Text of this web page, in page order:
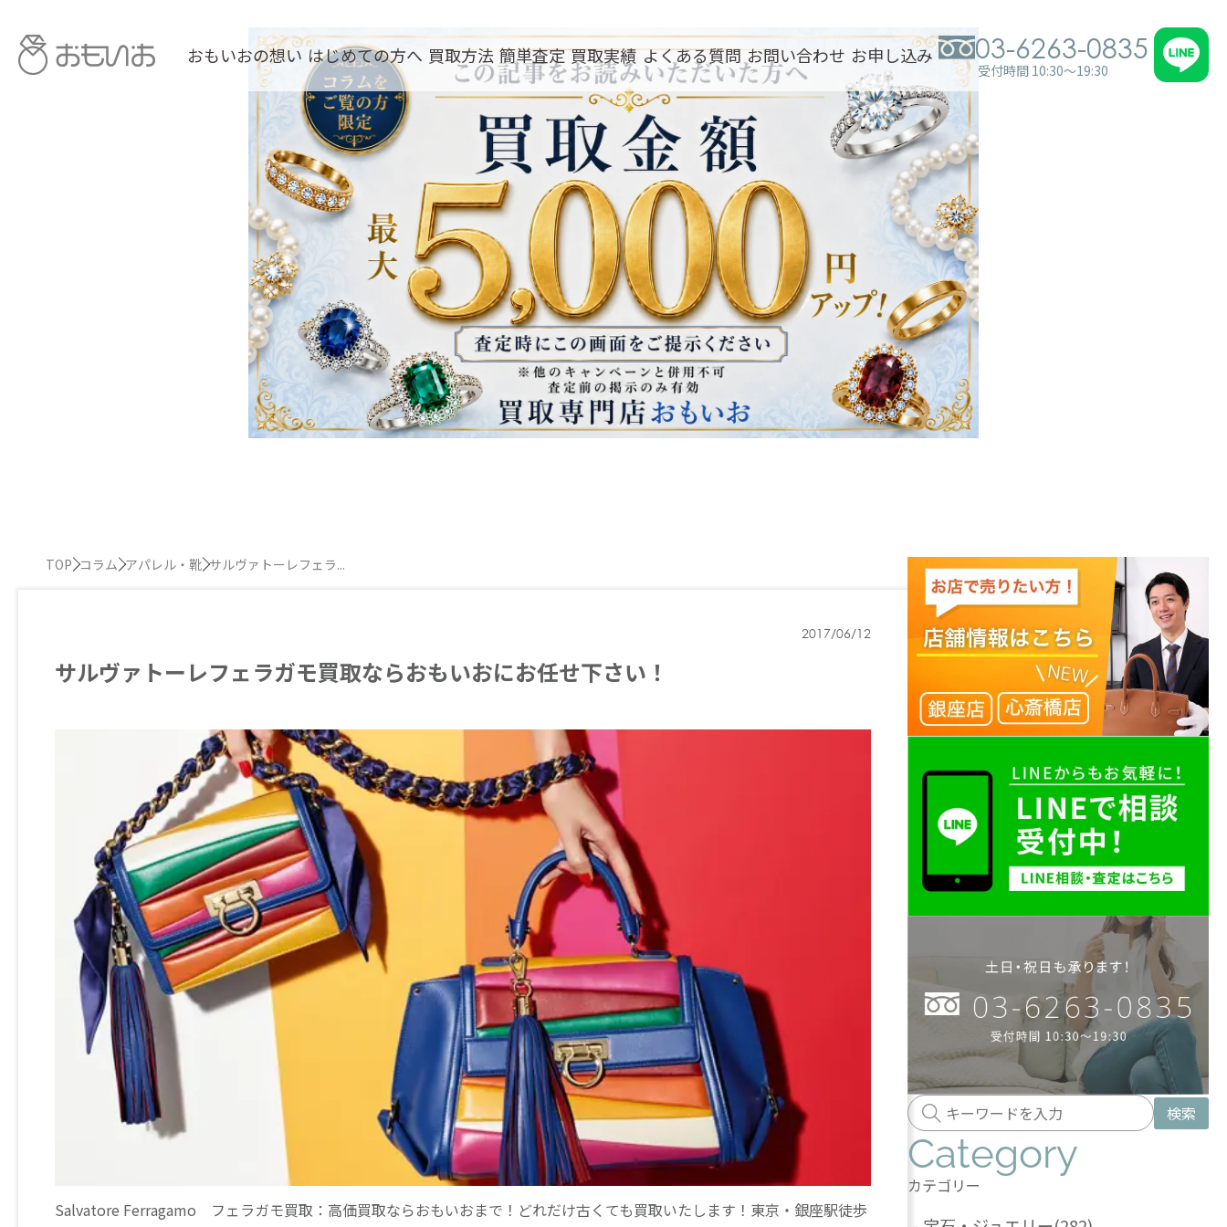
おもいおの想い はじめての方へ 買取方法 簡単査定 買取実績 よくある質問 お問い合わせ お申し込み 03-6263-0835
受付時間 10:30～19:30
TOP コラム アパレル・靴 サルヴァトーレフェラ...
2017/06/12
サルヴァトーレフェラガモ買取ならおもいおにお任せ下さい！
Salvatore Ferragamo フェラガモ買取：高価買取ならおもいおまで！どれだけ古くても買取いたします！東京・銀座駅徒歩
検索
Category
カテゴリー